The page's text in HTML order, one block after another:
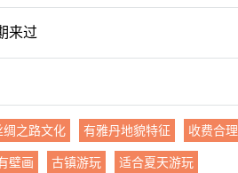
来过
绸之路文化 有雅丹地貌特征 收费合理
壁画 古镇游玩 适合夏天游玩